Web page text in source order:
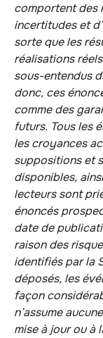
comportent des
incertitudes et
sorte que les
réalisations
sous-entendus
donc, ces
comme des
futurs. Tous les
les croyances
suppositions et
disponibles,
lecteurs sont
énoncés
date de
raison des
identifiés par la
déposés, les
façon
n’assume
mise à jour ou à